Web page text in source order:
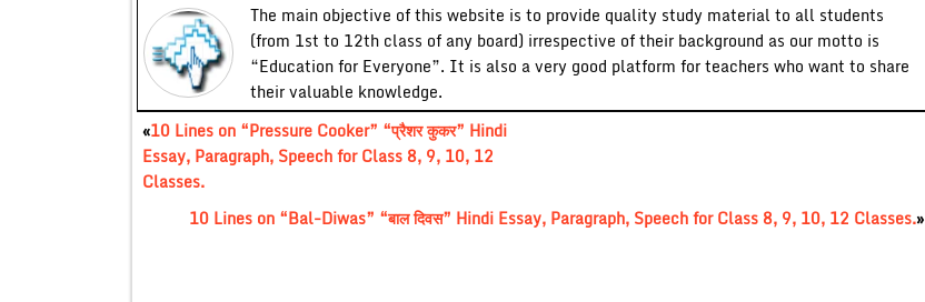
The main objective of this website is to provide quality study material to all students
(from 1st to 12th class of any board) irrespective of their background as our motto is
“Education for Everyone”. It is also a very good platform for teachers who want to share
their valuable knowledge.
«10 Lines on “Pressure Cooker” “प्रैशर कुकर” Hindi
Essay, Paragraph, Speech for Class 8, 9, 10, 12
Classes.
10 Lines on “Bal-Diwas” “बाल दिवस” Hindi Essay, Paragraph, Speech for Class 8, 9, 10, 12 Classes.»